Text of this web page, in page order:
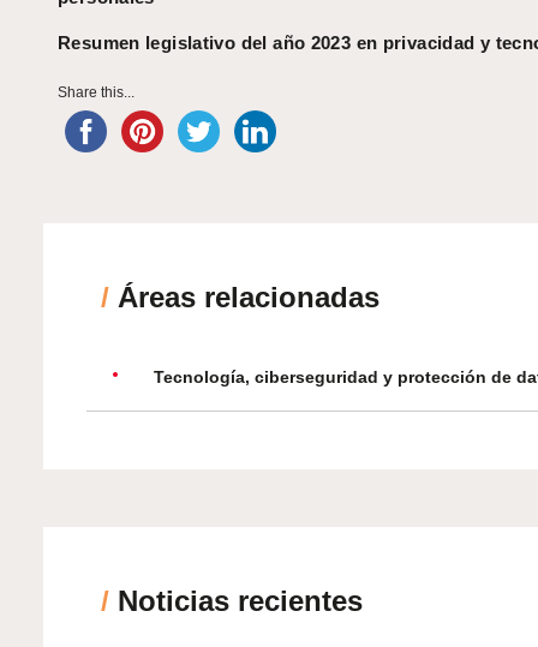
Resumen legislativo del año 2023 en privacidad y
Share this...
/ Áreas relacionadas
Tecnología, ciberseguridad y protección de
/ Noticias recientes